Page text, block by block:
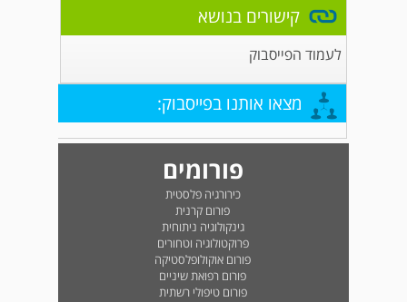
קישורים בנושא
לעמוד הפייסבוק
מצאו אותנו בפייסבוק:
פורומים
כירורגיה פלסטית
פורום קרנית
גינקולוגיה ניתוחית
פרוקטולוגיה וטחורים
פורום אוקולופלסטיקה
פורום רפואת שיניים
פורום טיפולי רשתית